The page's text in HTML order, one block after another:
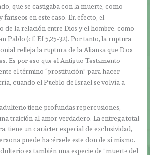
que se castigaba con la muerte, como
fariseos en este caso. En efecto, el
de la relación entre Dios y el hombre, como
Pablo (cf. Ef 5,25-32). Por tanto, la ruptura
refleja la ruptura de la Alianza que Dios
Es por eso que el Antiguo Testamento
el término “prostitución” para hacer
cuando el Pueblo de Israel se volvía a
tiene profundas repercusiones,
traición al amor verdadero. La entrega total
tiene un carácter especial de exclusividad,
puede hacérsele este don de sí mismo.
es también una especie de “muerte del